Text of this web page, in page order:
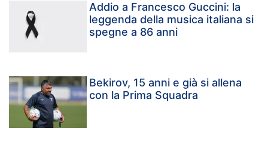
Addio a Francesco Guccini: la
leggenda della musica italiana si
spegne a 86 anni
Bekirov, 15 anni e già si allena
con la Prima Squadra